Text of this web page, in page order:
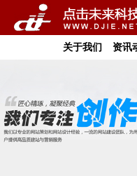
关于我们 资讯